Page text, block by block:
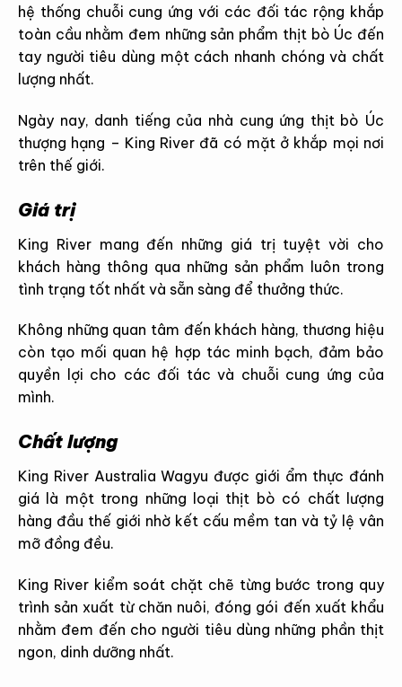
hệ thống chuỗi cung ứng với các đối tác rộng khắp
toàn cầu nhằm đem những sản phẩm thịt bò Úc đến
tay người tiêu dùng một cách nhanh chóng và chất
lượng nhất.
Ngày nay, danh tiếng của nhà cung ứng thịt bò Úc
thượng hạng – King River đã có mặt ở khắp mọi nơi
trên thế giới.
Giá trị
King River mang đến những giá trị tuyệt vời cho
khách hàng thông qua những sản phẩm luôn trong
tình trạng tốt nhất và sẵn sàng để thưởng thức.
Không những quan tâm đến khách hàng, thương hiệu
còn tạo mối quan hệ hợp tác minh bạch, đảm bảo
quyền lợi cho các đối tác và chuỗi cung ứng của
mình.
Chất lượng
King River Australia Wagyu được giới ẩm thực đánh
giá là một trong những loại thịt bò có chất lượng
hàng đầu thế giới nhờ kết cấu mềm tan và tỷ lệ vân
mỡ đồng đều.
King River kiểm soát chặt chẽ từng bước trong quy
trình sản xuất từ chăn nuôi, đóng gói đến xuất khẩu
nhằm đem đến cho người tiêu dùng những phần thịt
ngon, dinh dưỡng nhất.